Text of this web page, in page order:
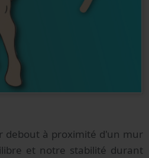
debout à proximité d'un mur
et notre stabilité durant